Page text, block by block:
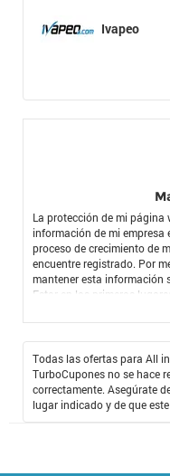
Ivapeo
La protección de mi página
información de mi empresa
proceso de crecimiento de
encuentre registrado. Por
mantener esta información
Estar en los primeros
con el ** Código
paquetes de hosting más
Me siento muy seguro de
problemas con mi
servidor que sea acopla
información nunca había
Todas las ofertas para All
TurboCupones no se hace
correctamente. Asegúrate
lugar indicado y de que